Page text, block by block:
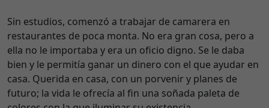
Sin estudios, comenzó a trabajar de camarera en
restaurantes de poca monta. No era gran cosa, pero a
ella no le importaba y era un oficio digno. Se le daba
bien y le permitía ganar un dinero con el que ayudar en
casa. Querida en casa, con un porvenir y planes de
futuro; la vida le ofrecía al fin una soñada paleta de